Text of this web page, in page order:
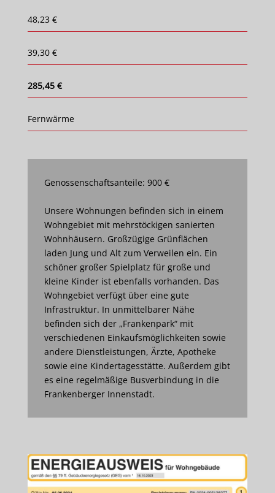
48,23 €
39,30 €
285,45 €
Fernwärme
Genossenschaftsanteile: 900 €
Unsere Wohnungen befinden sich in einem
Wohngebiet mit mehrstöckigen sanierten
Wohnhäusern. Großzügige Grünflächen
laden Jung und Alt zum Verweilen ein. Ein
schöner großer Spielplatz für große und
kleine Kinder ist ebenfalls vorhanden. Das
Wohngebiet verfügt über eine gute
Infrastruktur. In unmittelbarer Nähe
befinden sich der „Frankenpark“ mit
verschiedenen Einkaufsmöglichkeiten sowie
andere Dienstleistungen, Ärzte, Apotheke
sowie eine Kindertagesstätte. Außerdem gibt
es eine regelmäßige Busverbindung in die
Frankenberger Innenstadt.